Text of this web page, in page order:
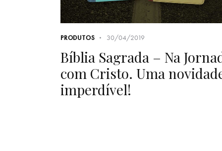
PRODUTOS 30/04/2019
Bíblia Sagrada – Na
com Cristo. Uma
imperdível!